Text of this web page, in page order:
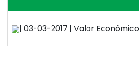
| 03-03-2017 | Valor